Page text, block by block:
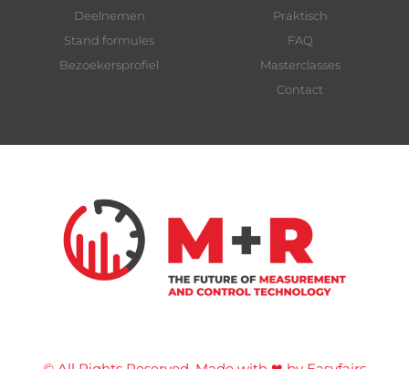
Deelnemen
Stand formules
Bezoekersprofiel
Praktisch
FAQ
Masterclasses
Contact